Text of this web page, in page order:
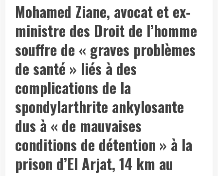
Mohamed Ziane, avocat et ex-
ministre des Droit de l’homme
souffre de « graves problèmes
de santé » liés à des
complications de la
spondylarthrite ankylosante
dus à « de mauvaises
conditions de détention » à la
prison d’El Arjat, 14 km au